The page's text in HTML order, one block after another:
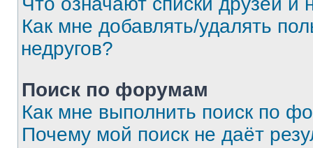
Как мне добавлять/удалять
недругов?
Поиск по форумам
Как мне выполнить поиск по
Почему мой поиск не даёт